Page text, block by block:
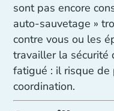
sont pas encore
auto‑sauvetage »
contre vous ou les
travailler la sécurité
fatigué : il risque de
coordination.